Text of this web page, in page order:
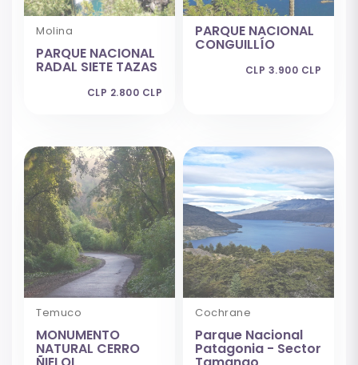
Molina
PARQUE NACIONAL
RADAL SIETE TAZAS
CLP 2.800 CLP
PARQUE NACIONAL
CONGUILLÍO
CLP 3.900 CLP
Temuco
MONUMENTO
NATURAL CERRO
Cochrane
Parque Nacional
Patagonia - Sector